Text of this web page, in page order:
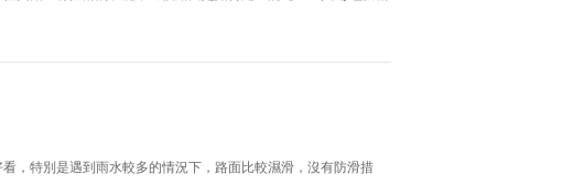
，特別是遇到雨水較多的情況下，路面比較濕滑，沒有防滑措